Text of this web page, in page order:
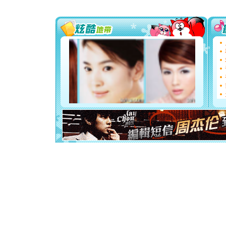
你太多，
要平安
[圣诞节]
能正大
都要快乐
[圣诞节]
如意,快
[元旦]
看
断电。
你是我
[元旦]
起；二是
离。水晶
[元旦]当
泣，这痛